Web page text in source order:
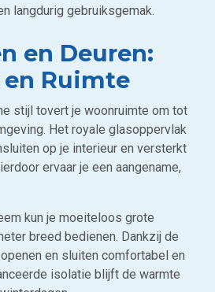
langdurig gebruiksgemak.
en Deuren:
Ruimte
stijl tovert je woonruimte om tot
Het royale glasoppervlak
op je interieur en versterkt
ervaar je een aangename,
kun je moeiteloos grote
breed bedienen. Dankzij de
en sluiten comfortabel en
isolatie blijft de warmte